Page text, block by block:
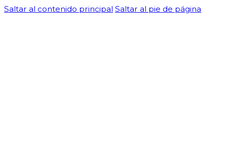
Saltar al contenido principal Saltar al pie de página